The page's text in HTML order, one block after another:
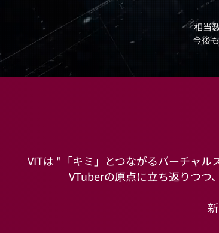
相当
今後
VITは "「キミ」とつながるバーチャル
VTuberの原点に立ち返りつつ